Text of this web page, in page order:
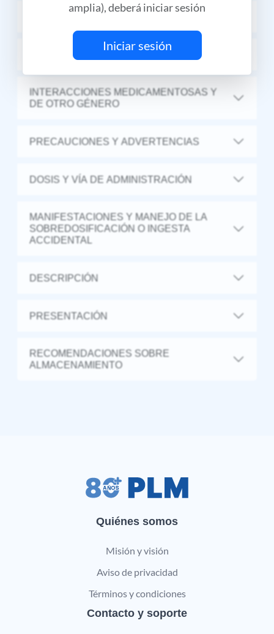
amplia), deberá iniciar sesión
Iniciar sesión
CONTRAINDICACIONES
REACCIONES ADVERSAS
INTERACCIONES MEDICAMENTOSAS Y
DE OTRO GÉNERO
PRECAUCIONES Y ADVERTENCIAS
DOSIS Y VÍA DE ADMINISTRACIÓN
MANIFESTACIONES Y MANEJO DE LA
SOBREDOSIFICACIÓN O INGESTA
ACCIDENTAL
DESCRIPCIÓN
PRESENTACIÓN
RECOMENDACIONES SOBRE
ALMACENAMIENTO
Quiénes somos
Misión y visión
Aviso de privacidad
Términos y condiciones
Contacto y soporte